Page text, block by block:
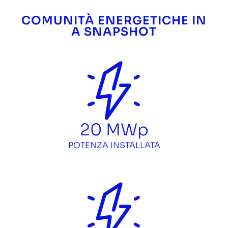
COMUNITÀ ENERGETICHE IN
A SNAPSHOT
20 MWp
POTENZA INSTALLATA